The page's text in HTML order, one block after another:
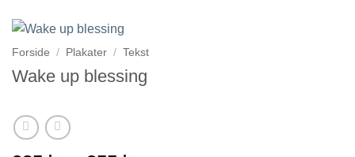
Forside / Plakater / Tekst
Wake up blessing